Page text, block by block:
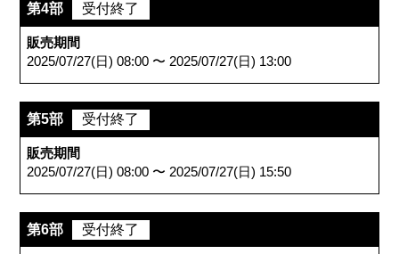
第4部 受付終了
販売期間
2025/07/27(日) 08:00 〜 2025/07/27(日) 13:00
第5部 受付終了
販売期間
2025/07/27(日) 08:00 〜 2025/07/27(日) 15:50
第6部 受付終了